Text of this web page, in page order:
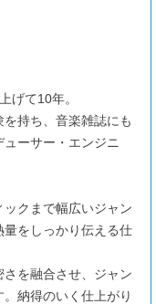
げて10年。
持ち、音楽雑誌にも
ーサー・エンジニ
クまで幅広いジャン
量をしっかり伝える仕
を融合させ、ジャン
納得のいく仕上がり